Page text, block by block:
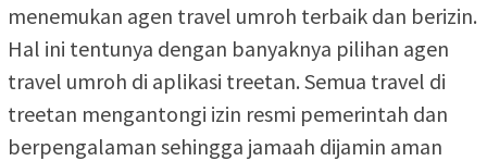
menemukan agen travel umroh terbaik dan berizin.
Hal ini tentunya dengan banyaknya pilihan agen
travel umroh di aplikasi treetan. Semua travel di
treetan mengantongi izin resmi pemerintah dan
berpengalaman sehingga jamaah dijamin aman